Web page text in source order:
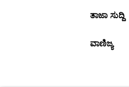
ತಾಜಾ ಸುದ್ದಿ
ವಾಣಿಜ್ಯ